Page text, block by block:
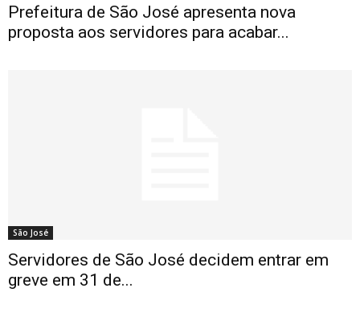
Prefeitura de São José apresenta nova
proposta aos servidores para acabar...
São José
Servidores de São José decidem entrar em
greve em 31 de...